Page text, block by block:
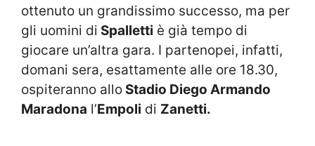
ottenuto un grandissimo successo, ma per
gli uomini di Spalletti è già tempo di
giocare un’altra gara. I partenopei, infatti,
domani sera, esattamente alle ore 18.30,
ospiteranno allo Stadio Diego Armando
Maradona l’Empoli di Zanetti.